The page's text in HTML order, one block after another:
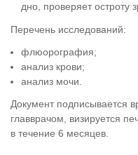
дно, проверяет остроту
Перечень исследований:
флюорография;
анализ крови;
анализ мочи.
Документ подписывается
главврачом, визируется
в течение 6 месяцев.